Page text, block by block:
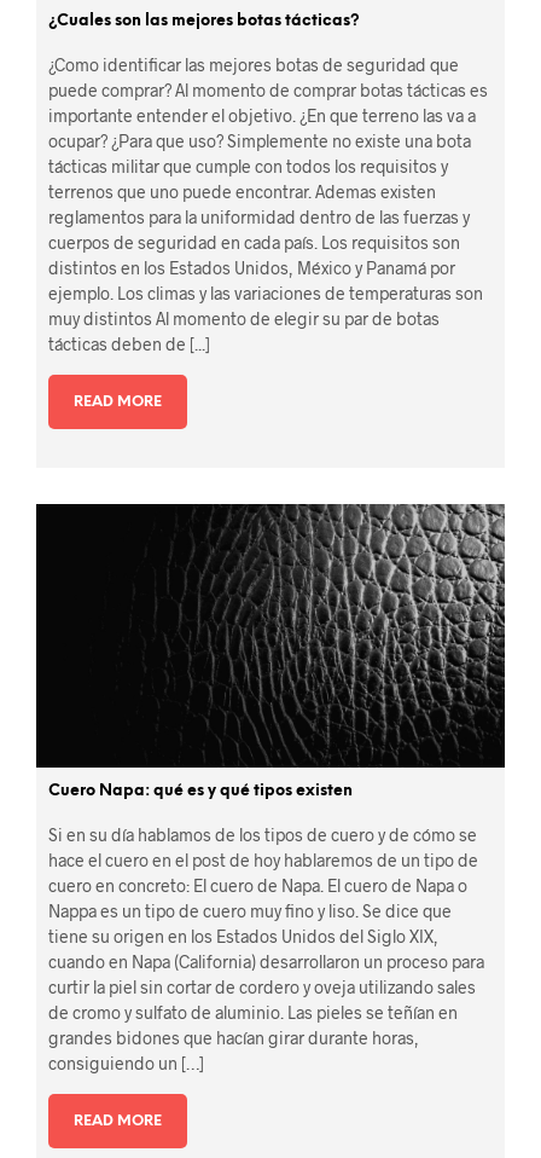
¿Cuales son las mejores botas tácticas?
¿Como identificar las mejores botas de seguridad que
puede comprar? Al momento de comprar botas tácticas es
importante entender el objetivo. ¿En que terreno las va a
ocupar? ¿Para que uso? Simplemente no existe una bota
tácticas militar que cumple con todos los requisitos y
terrenos que uno puede encontrar. Ademas existen
reglamentos para la uniformidad dentro de las fuerzas y
cuerpos de seguridad en cada país. Los requisitos son
distintos en los Estados Unidos, México y Panamá por
ejemplo. Los climas y las variaciones de temperaturas son
muy distintos Al momento de elegir su par de botas
tácticas deben de [...]
READ MORE
Cuero Napa: qué es y qué tipos existen
Si en su día hablamos de los tipos de cuero y de cómo se
hace el cuero en el post de hoy hablaremos de un tipo de
cuero en concreto: El cuero de Napa. El cuero de Napa o
Nappa es un tipo de cuero muy fino y liso. Se dice que
tiene su origen en los Estados Unidos del Siglo XIX,
cuando en Napa (California) desarrollaron un proceso para
curtir la piel sin cortar de cordero y oveja utilizando sales
de cromo y sulfato de aluminio. Las pieles se teñían en
grandes bidones que hacían girar durante horas,
consiguiendo un […]
READ MORE